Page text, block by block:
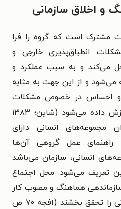
و اخلاق سازمانی
مشترک است که گروه را فرا
انطباق‌پذیری خارجی و
می‌کند و به سبب عملکرد و
می‌شود و از این جهت به مثابه
و احساس در خصوص مشکلات
گروه، به اعضای جدید آموزش داده می‌شود (شاین؛ ۱۳۸۳
مجموعه‌های انسانی دارای
راهنمای عمل گروهی آن‌ها
انسانی، سازمان می‌باشد
تعریف می‌شود: محل اجتماع
هماهنگ و مصوب کار
می‌کنند تا هدف‌های سازمانی را تحقق بخشند (افجه ۷۰ ص